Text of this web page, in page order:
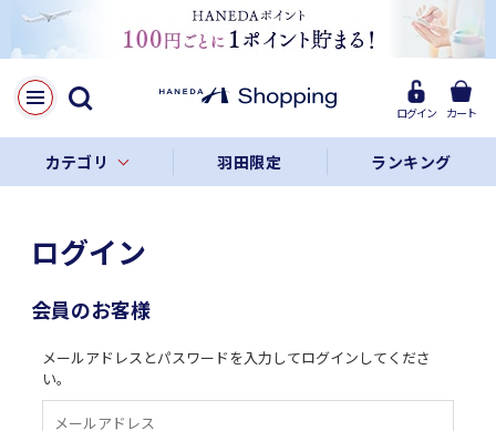
ログイン カート
カテゴリ 羽田限定 ランキング
ログイン
会員のお客様
メールアドレスとパスワードを入力してログインしてくださ
い。